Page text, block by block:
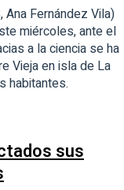
Ana Fernández Vila)
miércoles, ante el
a la ciencia se ha
Vieja en isla de La
habitantes.
sus